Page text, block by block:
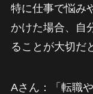
特に仕事で悩み
かけた場合、自
ることが大切だ
Aさん：「転職